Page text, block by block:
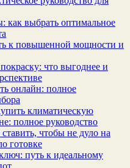
как выбрать оптимальное
к повышенной мощности и
что выгоднее и
онлайн: полное
климатическую
полное руководство
чтобы не дуло на
готовке
путь к идеальному